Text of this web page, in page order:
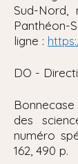
Sud-Nord,
ligne :
DO -
des
numéro
162, 490 p.